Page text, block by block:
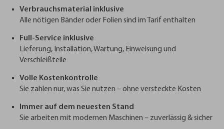
Verbrauchsmaterial inklusive
Alle nötigen Bänder oder Folien sind im Tarif enthalten
Full-Service inklusive
Lieferung, Installation, Wartung, Einweisung und
Verschleißteile
Volle Kostenkontrolle
Sie zahlen nur, was Sie nutzen – ohne versteckte Kosten
Immer auf dem neuesten Stand
Sie arbeiten mit modernen Maschinen – zuverlässig & sicher